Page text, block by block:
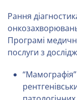
Рання
Програмі
послуги з